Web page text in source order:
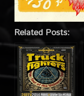
Related Posts: